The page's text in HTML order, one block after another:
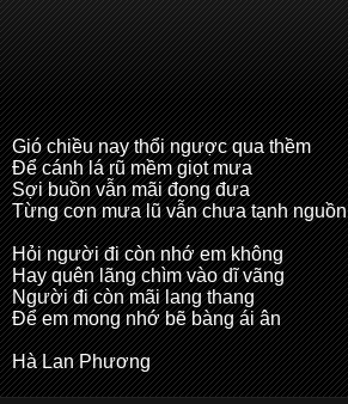
Gió chiều nay thổi ngược qua thềm
Để cánh lá rũ mềm giọt mưa
Sợi buồn vẫn mãi đong đưa
Từng cơn mưa lũ vẫn chưa tạnh nguồn
Hỏi người đi còn nhớ em không
Hay quên lãng chìm vào dĩ vãng
Người đi còn mãi lang thang
Để em mong nhớ bẽ bàng ái ân
Hà Lan Phương